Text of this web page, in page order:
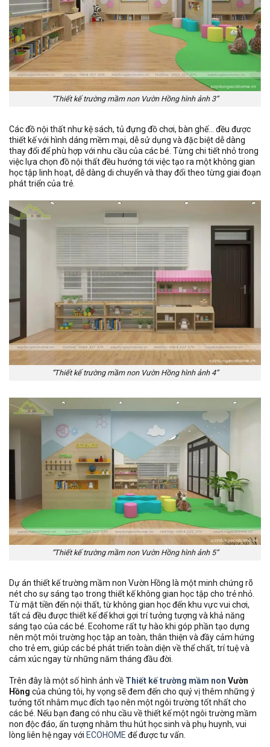
“Thiết kế trường mầm non Vườn Hồng hình ảnh 3”
Các đồ nội thất như kệ sách, tủ đựng đồ chơi, bàn ghế… đều được
thiết kế với hình dáng mềm mại, dễ sử dụng và đặc biệt dễ dàng
thay đổi để phù hợp với nhu cầu của các bé. Từng chi tiết nhỏ trong
việc lựa chọn đồ nội thất đều hướng tới việc tạo ra một không gian
học tập linh hoạt, dễ dàng di chuyển và thay đổi theo từng giai đoạn
phát triển của trẻ.
“Thiết kế trường mầm non Vườn Hồng hình ảnh 4”
“Thiết kế trường mầm non Vườn Hồng hình ảnh 5”
Dự án thiết kế trường mầm non Vườn Hồng là một minh chứng rõ
nét cho sự sáng tạo trong thiết kế không gian học tập cho trẻ nhỏ.
Từ mặt tiền đến nội thất, từ không gian học đến khu vực vui chơi,
tất cả đều được thiết kế để khơi gợi trí tưởng tượng và khả năng
sáng tạo của các bé. Ecohome rất tự hào khi góp phần tạo dựng
nên một môi trường học tập an toàn, thân thiện và đầy cảm hứng
cho trẻ em, giúp các bé phát triển toàn diện về thể chất, trí tuệ và
cảm xúc ngay từ những năm tháng đầu đời.
Trên đây là một số hình ảnh về Thiết kế trường mầm non Vườn
Hồng của chúng tôi, hy vọng sẽ đem đến cho quý vị thêm những ý
tưởng tốt nhằm mục đích tạo nên một ngôi trường tốt nhất cho
các bé. Nếu bạn đang có nhu cầu về thiết kế một ngôi trường mầm
non độc đáo, ấn tượng nhằm thu hút học sinh và phụ huynh, vui
lòng liên hệ ngay với ECOHOME để được tư vấn.